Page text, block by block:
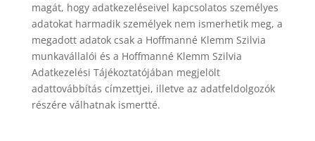
magát, hogy adatkezeléseivel kapcsolatos személyes
adatokat harmadik személyek nem ismerhetik meg, a
megadott adatok csak a Hoffmanné Klemm Szilvia
munkavállalói és a Hoffmanné Klemm Szilvia
Adatkezelési Tájékoztatójában megjelölt
adattovábbítás címzettjei, illetve az adatfeldolgozók
részére válhatnak ismertté.